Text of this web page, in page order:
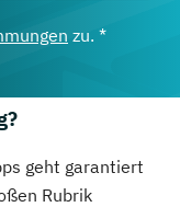
zu. *
geht garantiert
Rubrik